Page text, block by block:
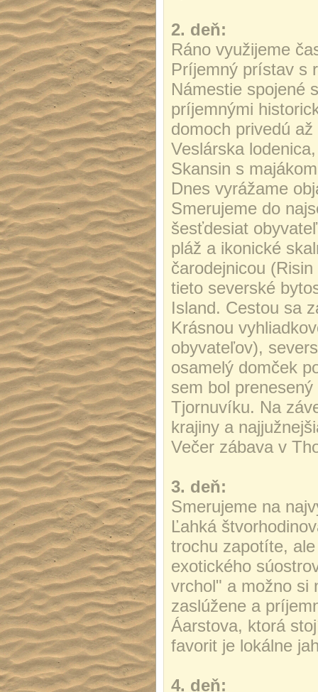
2. deň:
Ráno využijeme
Príjemný prístav s
Námestie spojené
príjemnými
domoch privedú
Veslárska
Skansin s
Dnes vyrážame
Smerujeme do
šesťdesiat
pláž a ikonické
čarodejnicou
tieto severské
Island. Cestou sa
Krásnou
obyvateľov),
osamelý domček
sem bol
Tjornuvíku. Na
krajiny a
Večer zábava v
3. deň:
Smerujeme na
Ľahká
trochu zapotíte,
exotického
vrchol" a možno si
zaslúžene a
Áarstova, ktorá
favorit je lokálne
4. deň: